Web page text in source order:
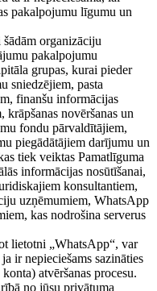
pakalpojumu līgumu un
organizāciju
pakalpojumu
grupas, kurai pieder
sniedzējiem, pasta
finanšu informācijas
krāpšanas novēršanas un
fondu pārvaldītājiem,
piegādātājiem darījumu un
tiek veiktas Pamatlīguma
informācijas nosūtīšanai,
konsultantiem,
uzņēmumiem, WhatsApp
kas nodrošina serverus
lietotni „WhatsApp“, var
ir nepieciešams sazināties
atvēršanas procesu.
no jūsu privātuma